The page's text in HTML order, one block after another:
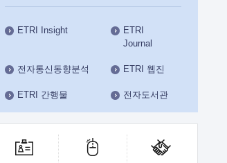
ETRI Insight
ETRI
Journal
전자통신동향분석 ETRI 웹진
ETRI 간행물 전자도서관